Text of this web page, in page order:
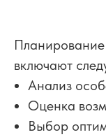
включают
Анализ
Оценка
Выбор